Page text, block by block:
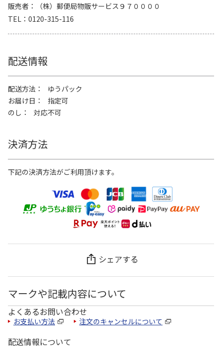
販売者
（株）郵便局物販サービス９７００００
TEL
0120-315-116
配送情報
配送方法
ゆうパック
お届け日
指定可
のし
対応不可
決済方法
下記の決済方法がご利用頂けます。
シェアする
マークや記載内容について
よくあるお問い合わせ
お支払い方法 注文のキャンセルについて
配送情報について